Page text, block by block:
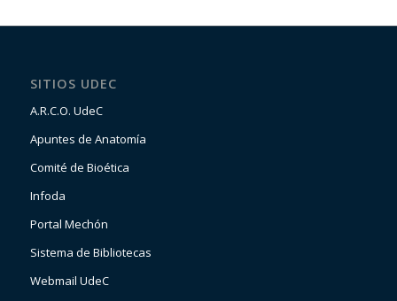
SITIOS UDEC
A.R.C.O. UdeC
Apuntes de Anatomía
Comité de Bioética
Infoda
Portal Mechón
Sistema de Bibliotecas
Webmail UdeC